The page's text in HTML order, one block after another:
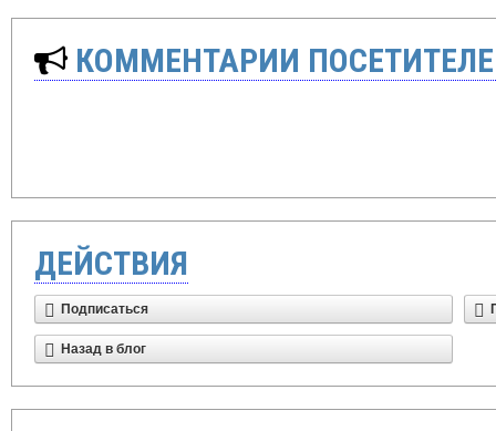
КОММЕНТАРИИ
ДЕЙСТВИЯ
Подписаться
Назад в блог